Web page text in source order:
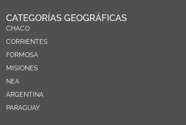
CATEGORÍAS GEOGRÁFICAS
CHACO
CORRIENTES
FORMOSA
MISIONES
NEA
ARGENTINA
PARAGUAY